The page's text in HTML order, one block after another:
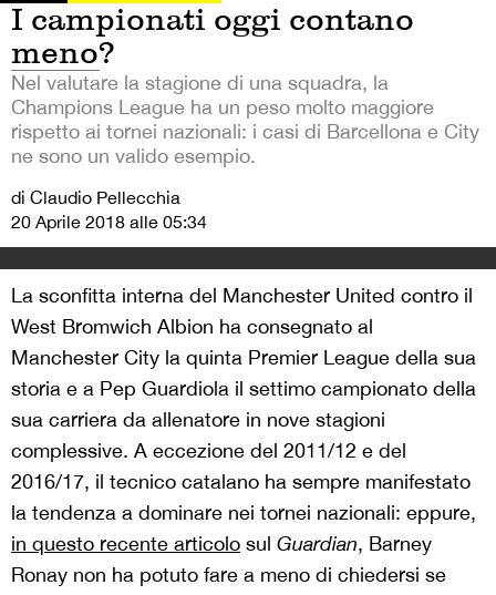
I campionati oggi contano
meno?
Nel valutare la stagione di una squadra, la
Champions League ha un peso molto maggiore
rispetto ai tornei nazionali: i casi di Barcellona e City
ne sono un valido esempio.
di Claudio Pellecchia
20 Aprile 2018 alle 05:34
La sconfitta interna del Manchester United contro il
West Bromwich Albion ha consegnato al
Manchester City la quinta Premier League della sua
storia e a Pep Guardiola il settimo campionato della
sua carriera da allenatore in nove stagioni
complessive. A eccezione del 2011/12 e del
2016/17, il tecnico catalano ha sempre manifestato
la tendenza a dominare nei tornei nazionali: eppure,
in questo recente articolo sul Guardian, Barney
Ronay non ha potuto fare a meno di chiedersi se